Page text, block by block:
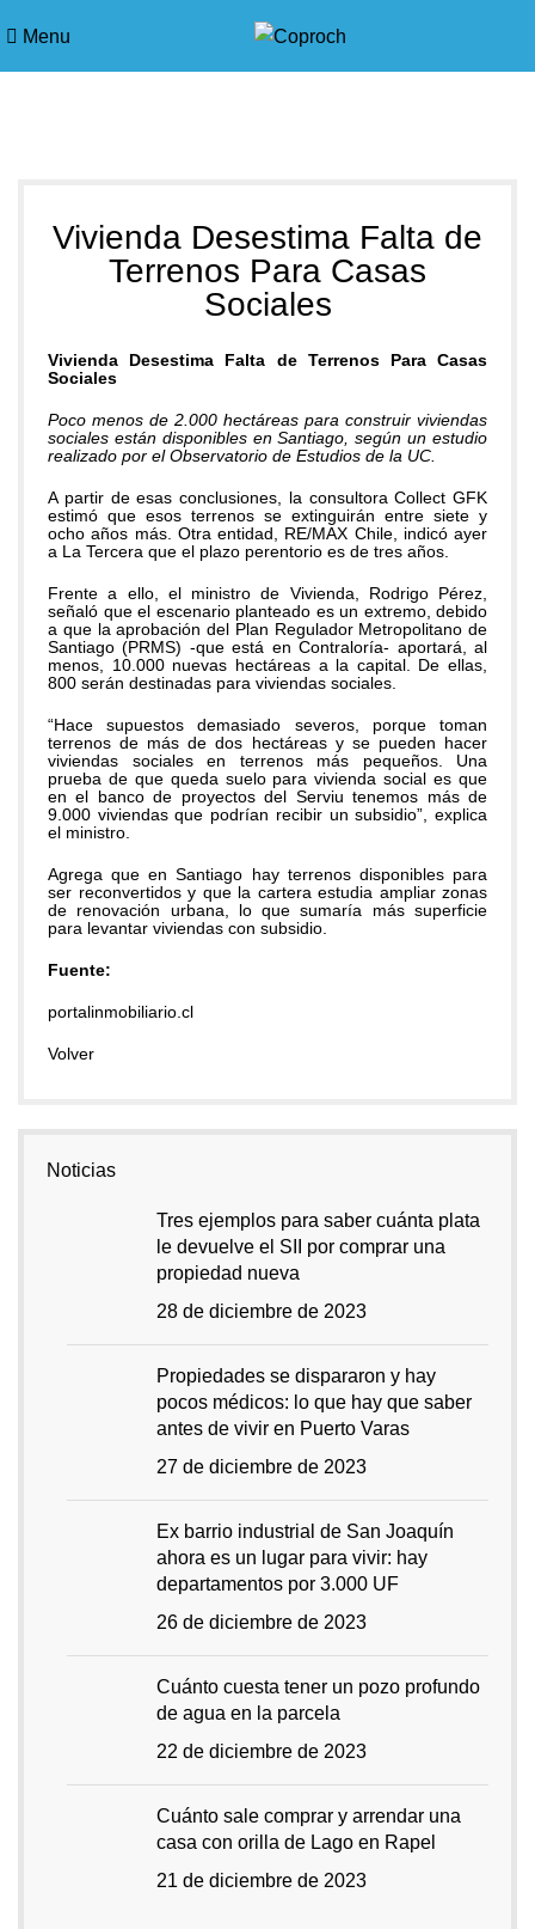
Menu
Vivienda Desestima Falta de
Terrenos Para Casas
Sociales
Vivienda Desestima Falta de Terrenos Para Casas
Sociales
Poco menos de 2.000 hectáreas para construir viviendas
sociales están disponibles en Santiago, según un estudio
realizado por el Observatorio de Estudios de la UC.
A partir de esas conclusiones, la consultora Collect GFK
estimó que esos terrenos se extinguirán entre siete y
ocho años más. Otra entidad, RE/MAX Chile, indicó ayer
a La Tercera que el plazo perentorio es de tres años.
Frente a ello, el ministro de Vivienda, Rodrigo Pérez,
señaló que el escenario planteado es un extremo, debido
a que la aprobación del Plan Regulador Metropolitano de
Santiago (PRMS) -que está en Contraloría- aportará, al
menos, 10.000 nuevas hectáreas a la capital. De ellas,
800 serán destinadas para viviendas sociales.
“Hace supuestos demasiado severos, porque toman
terrenos de más de dos hectáreas y se pueden hacer
viviendas sociales en terrenos más pequeños. Una
prueba de que queda suelo para vivienda social es que
en el banco de proyectos del Serviu tenemos más de
9.000 viviendas que podrían recibir un subsidio”, explica
el ministro.
Agrega que en Santiago hay terrenos disponibles para
ser reconvertidos y que la cartera estudia ampliar zonas
de renovación urbana, lo que sumaría más superficie
para levantar viviendas con subsidio.
Fuente:
portalinmobiliario.cl
Volver
Noticias
Tres ejemplos para saber cuánta plata
le devuelve el SII por comprar una
propiedad nueva
28 de diciembre de 2023
Propiedades se dispararon y hay
pocos médicos: lo que hay que saber
antes de vivir en Puerto Varas
27 de diciembre de 2023
Ex barrio industrial de San Joaquín
ahora es un lugar para vivir: hay
departamentos por 3.000 UF
26 de diciembre de 2023
Cuánto cuesta tener un pozo profundo
de agua en la parcela
22 de diciembre de 2023
Cuánto sale comprar y arrendar una
casa con orilla de Lago en Rapel
21 de diciembre de 2023